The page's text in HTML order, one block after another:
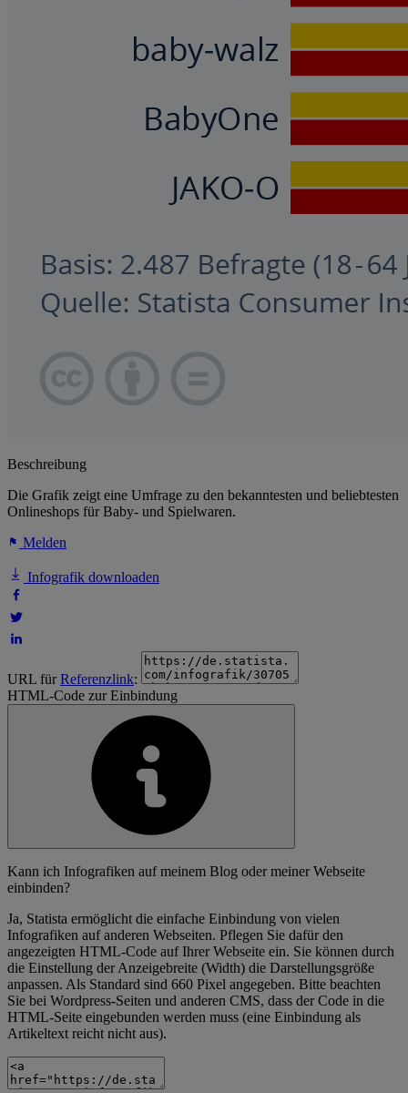
Beschreibung
Die Grafik zeigt eine Umfrage zu den bekanntesten und beliebtesten
Onlineshops für Baby- und Spielwaren.
Melden
Infografik downloaden
URL fürReferenzlink:
HTML-Code zur Einbindung
Kann ich Infografiken auf meinem Blog oder meiner Webseite
einbinden?
Ja, Statista ermöglicht die einfache Einbindung von vielen
Infografiken auf anderen Webseiten. Pflegen Sie dafür den
angezeigten HTML-Code auf Ihrer Webseite ein. Sie können durch
die Einstellung der Anzeigebreite (Width) die Darstellungsgröße
anpassen. Als Standard sind 660 Pixel angegeben. Bitte beachten
Sie bei Wordpress-Seiten und anderen CMS, dass der Code in die
HTML-Seite eingebunden werden muss (eine Einbindung als
Artikeltext reicht nicht aus).